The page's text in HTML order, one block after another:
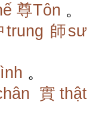
尊Tôn 。
trung 師sư
。
實thật